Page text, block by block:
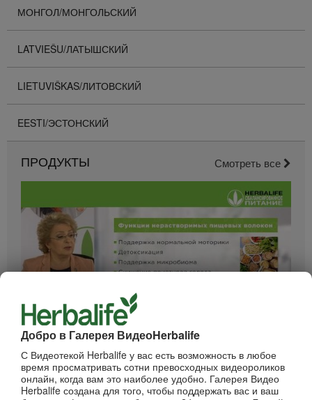
Добро в Галерея ВидеоHerbalife
С Видеотекой Herbalife у вас есть возможность в любое
время просматривать сотни превосходных видеороликов
онлайн, когда вам это наиболее удобно. Галерея Видео
Herbalife создана для того, чтобы поддержать вас и ваш
МОНГОЛ/МОНГОЛЬСКИЙ
LATVIEŠU/ЛАТЫШСКИЙ
LIETUVIŠKAS/ЛИТОВСКИЙ
EESTI/ЭСТОНСКИЙ
ПРОДУКТЫ Смотреть все
Вебинар - Пищеварение
Вебинары от компании